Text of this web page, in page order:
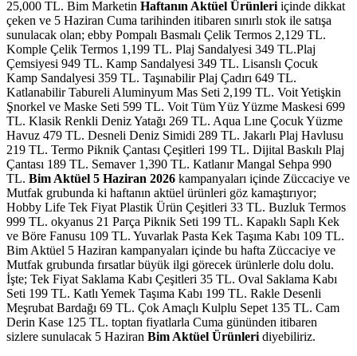
25,000 TL. Bim Marketin Haftanın Aktüel Ürünleriiçinde dikkat
çeken ve 5 Haziran Cuma tarihinden itibaren sınırlı stok ile satışa
sunulacak olan; ebby Pompalı Basmalı Çelik Termos 2,129 TL.
Komple Çelik Termos 1,199 TL. Plaj Sandalyesi 349 TL.Plaj
Çemsiyesi 949 TL. Kamp Sandalyesi 349 TL. Lisanslı Çocuk
Kamp Sandalyesi 359 TL. Taşınabilir Plaj Çadırı 649 TL.
Katlanabilir Tabureli Aluminyum Mas Seti 2,199 TL. Voit Yetişkin
Şnorkel ve Maske Seti 599 TL. Voit Tüm Yüz Yüzme Maskesi 699
TL. Klasik Renkli Deniz Yatağı 269 TL. Aqua Lıne Çocuk Yüzme
Havuz 479 TL. Desneli Deniz Simidi 289 TL. Jakarlı Plaj Havlusu
219 TL. Termo Piknik Çantası Çeşitleri 199 TL. Dijital Baskılı Plaj
Çantası 189 TL. Semaver 1,390 TL. Katlanır Mangal Sehpa 990
TL. Bim Aktüel 5 Haziran 2026 kampanyaları içinde Züccaciye ve
Mutfak grubunda ki haftanın aktüel ürünleri göz kamaştırıyor;
Hobby Life Tek Fiyat Plastik Ürün Çeşitleri 33 TL. Buzluk Termos
999 TL. okyanus 21 Parça Piknik Seti 199 TL. Kapaklı Saplı Kek
ve Böre Fanusu 109 TL. Yuvarlak Pasta Kek Taşıma Kabı 109 TL.
Bim Aktüel 5 Haziran kampanyaları içinde bu hafta Züccaciye ve
Mutfak grubunda fırsatlar büyük ilgi görecek ürünlerle dolu dolu.
İşte; Tek Fiyat Saklama Kabı Çeşitleri 35 TL. Oval Saklama Kabı
Seti 199 TL. Katlı Yemek Taşıma Kabı 199 TL. Rakle Desenli
Meşrubat Bardağı 69 TL. Çok Amaçlı Kulplu Sepet 135 TL. Cam
Derin Kase 125 TL. toptan fiyatlarla Cuma gününden itibaren
sizlere sunulacak 5 Haziran BimAktüel Ürünleridiyebiliriz.